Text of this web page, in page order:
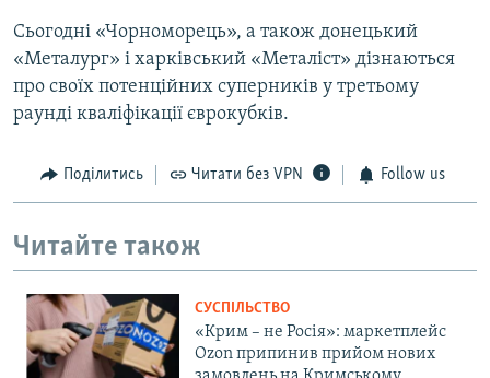
Сьогодні «Чорноморець», а також донецький
«Металург» і харківський «Металіст» дізнаються
про своїх потенційних суперників у третьому
раунді кваліфікації єврокубків.
Поділитись Читати без VPN Follow us
Читайте також
СУСПІЛЬСТВО
«Крим – не Росія»: маркетплейс
Ozon припинив прийом нових